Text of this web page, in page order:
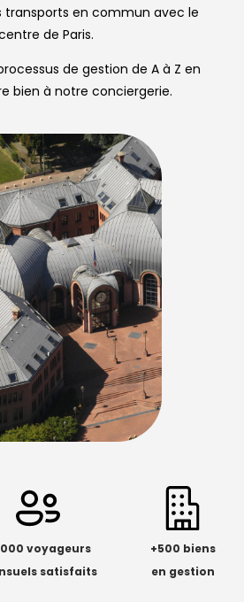
transports en commun avec le
de Paris.
de gestion de A à Z en
bien à notre conciergerie.
voyageurs
satisfaits
+500 biens
en gestion